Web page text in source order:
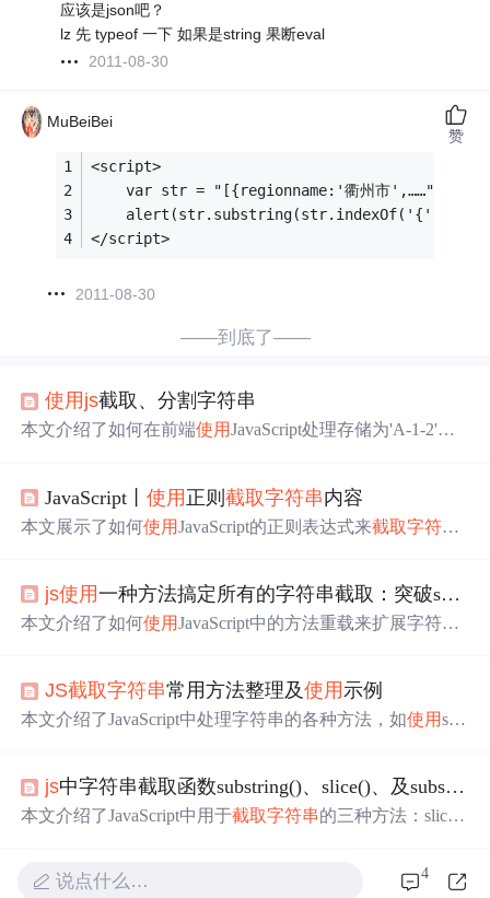
应该是json吧？
lz 先 typeof 一下 如果是string 果断eval
2011-08-30
MuBeiBei
<script>
    var str = "[{regionname:'衢州市',……";
alert(str.substring(str.indexOf('{') +
</script>
2011-08-30
赞
——到底了——
使用 js截取、分割字符串
本文介绍了如何在前端使用JavaScript处理存储为'A-1-2'格
组，substring()和substr()则用于从字符串中截取所需部分。
此外，还提及了join()函数，用于将数组元素组合成字符
JavaScript丨使用 正则截取字符串内容
本文展示了如何使用JavaScript的正则表达式来截取字符串
后再看链接。
js使用一种方法搞定所有的字符串截取：突破substring的限制
本文介绍了如何使用JavaScript中的方法重载来扩展字符串
强了substring方法的局限性。
JS截取字符串常用方法整理及使用示例
本文介绍了JavaScript中处理字符串的各种方法，如使用spli
了如何灵活运用这些方法来实现字符串的操作。
js中字符串截取函数substring()、slice()、及substr()的
本文介绍了JavaScript中用于截取字符串的三种方法：slice
特别是substr()在第二个参数表示截取长度时与其他两者的
说点什么… 4